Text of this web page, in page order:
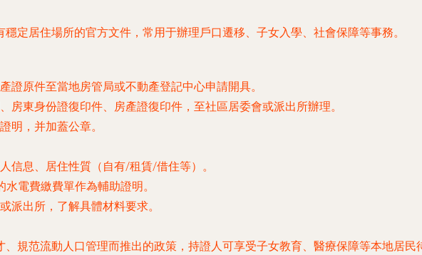
定居住場所的官方文件，常用于辦理戶口遷移、子女入學、社會保障等事務。
證原件至當地房管局或不動產登記中心申請開具。
房東身份證復印件、房產證復印件，至社區居委會或派出所辦理。
明，并加蓋公章。
信息、居住性質（自有/租賃/借住等）。
電費繳費單作為輔助證明。
派出所，了解具體材料要求。
規范流動人口管理而推出的政策，持證人可享受子女教育、醫療保障等本地居民